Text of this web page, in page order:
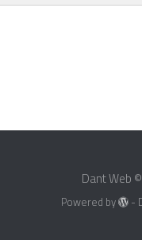
Dant Web
Powered by -